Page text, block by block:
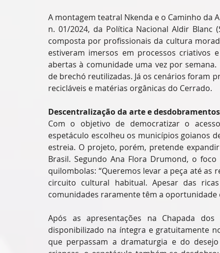
A montagem teatral Nkenda e o Caminho da
n. 01/2024, da Política Nacional Aldir Blanc
composta por profissionais da cultura
estiveram imersos em processos criativos
abertas à comunidade uma vez por
de brechó reutilizadas. Já os cenários foram
recicláveis e matérias orgânicas do Cerrado.
Descentralização da arte e desdobramentos
Com o objetivo de democratizar o
espetáculo escolheu os municípios goianos
estreia. O projeto, porém, pretende
Brasil. Segundo Ana Flora Drumond, o
quilombolas: “Queremos levar a peça até
circuito cultural habitual. Apesar das
comunidades raramente têm a oportunidade
Após as apresentações na Chapada
disponibilizado na íntegra e gratuitamente
que perpassam a dramaturgia e do